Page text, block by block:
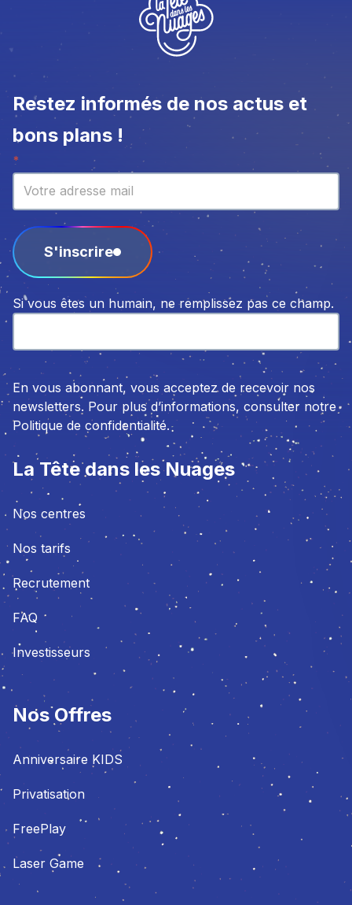
Restez informés de nos actus et
bons plans !
Newsletter
*
S'inscrire
Si vous êtes un humain, ne remplissez pas ce champ.
En vous abonnant, vous acceptez de recevoir nos
newsletters. Pour plus d’informations, consulter notre
Politique de confidentialité.
La Tête dans les Nuages
Nos centres
Nos tarifs
Recrutement
FAQ
Investisseurs
Nos Offres
Anniversaire KIDS
Privatisation
FreePlay
Laser Game